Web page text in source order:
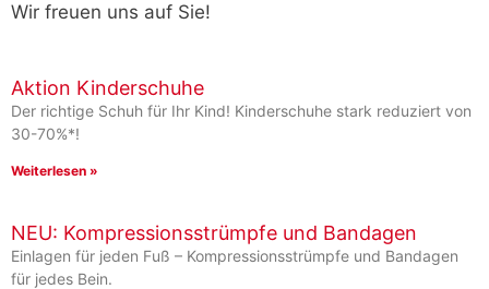
Wir freuen uns auf Sie!
Aktion Kinderschuhe
Der richtige Schuh für Ihr Kind! Kinderschuhe stark reduziert von
30-70%*!
Weiterlesen »
NEU: Kompressionsstrümpfe und Bandagen
Einlagen für jeden Fuß – Kompressionsstrümpfe und Bandagen
für jedes Bein.